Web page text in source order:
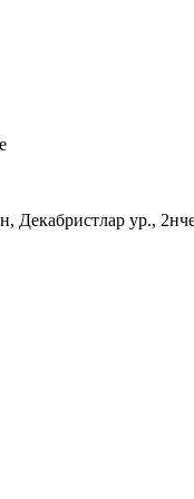
Декабристлар ур.,